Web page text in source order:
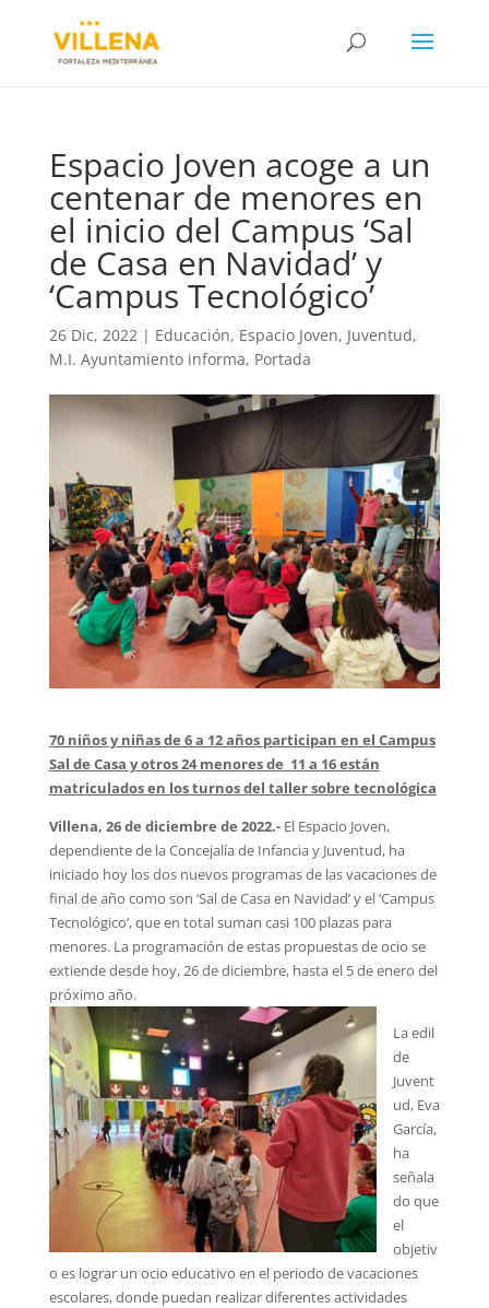
Espacio Joven acoge a un
centenar de menores en
el inicio del Campus ‘Sal
de Casa en Navidad’ y
‘Campus Tecnológico’
26 Dic, 2022| Educación, Espacio Joven, Juventud,
M.I. Ayuntamiento informa, Portada
70 niños y niñas de 6 a 12 años participan en el Campus
Sal de Casa y otros 24 menores de 11 a 16 están
matriculados en los turnos del taller sobre tecnológica
Villena, 26 de diciembre de 2022.- El Espacio Joven,
dependiente de la Concejalía de Infancia y Juventud, ha
iniciado hoy los dos nuevos programas de las vacaciones de
final de año como son ‘Sal de Casa en Navidad’ y el ‘Campus
Tecnológico’, que en total suman casi 100 plazas para
menores. La programación de estas propuestas de ocio se
extiende desde hoy, 26 de diciembre, hasta el 5 de enero del
próximo año.
La edil
de
Juvent
ud, Eva
García,
ha
señala
do que
el
objetiv
o es lograr un ocio educativo en el periodo de vacaciones
escolares, donde puedan realizar diferentes actividades